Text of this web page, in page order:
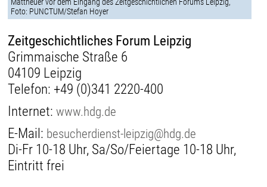
Foto: PUNCTUM/Stefan Hoyer
Zeitgeschichtliches Forum Leipzig
Grimmaische Straße 6
04109 Leipzig
Telefon: +49 (0)341 2220-400
Internet:www.hdg.de
E-Mail: besucherdienst-leipzig@hdg.de
Di-Fr 10-18 Uhr, Sa/So/Feiertage 10-18 Uhr,
Eintritt frei